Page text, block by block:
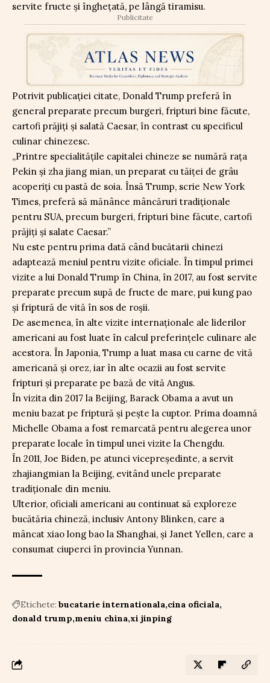
servite fructe și înghețată, pe lângă tiramisu.
Publicitate
Potrivit publicației citate, Donald Trump preferă în
general preparate precum burgeri, fripturi bine făcute,
cartofi prăjiți și salată Caesar, în contrast cu specificul
culinar chinezesc.
„Printre specialitățile capitalei chineze se numără rața
Pekin și zha jiang mian, un preparat cu tăiței de grâu
acoperiți cu pastă de soia. Însă Trump, scrie New York
Times, preferă să mănânce mâncăruri tradiționale
pentru SUA, precum burgeri, fripturi bine făcute, cartofi
prăjiți și salate Caesar.”
Nu este pentru prima dată când bucătarii chinezi
adaptează meniul pentru vizite oficiale. În timpul primei
vizite a lui Donald Trump în China, în 2017, au fost servite
preparate precum supă de fructe de mare, pui kung pao
și friptură de vită în sos de roșii.
De asemenea, în alte vizite internaționale ale liderilor
americani au fost luate în calcul preferințele culinare ale
acestora. În Japonia, Trump a luat masa cu carne de vită
americană și orez, iar în alte ocazii au fost servite
fripturi și preparate pe bază de vită Angus.
În vizita din 2017 la Beijing, Barack Obama a avut un
meniu bazat pe friptură și pește la cuptor. Prima doamnă
Michelle Obama a fost remarcată pentru alegerea unor
preparate locale în timpul unei vizite la Chengdu.
În 2011, Joe Biden, pe atunci vicepreședinte, a servit
zhajiangmian la Beijing, evitând unele preparate
tradiționale din meniu.
Ulterior, oficiali americani au continuat să exploreze
bucătăria chineză, inclusiv Antony Blinken, care a
mâncat xiao long bao la Shanghai, și Janet Yellen, care a
consumat ciuperci în provincia Yunnan.
Etichete: bucatarie internationala cina oficiala
donald trump meniu china xi jinping